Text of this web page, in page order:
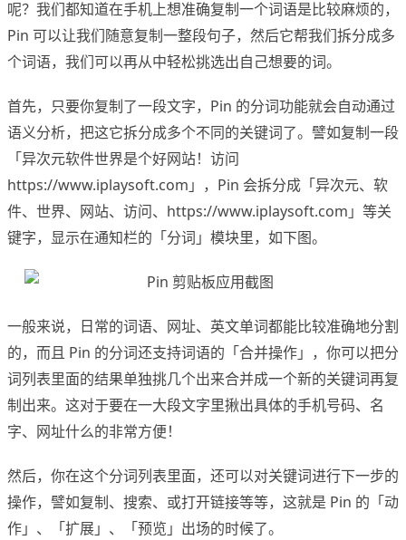
呢？我们都知道在手机上想准确复制一个词语是比较麻烦的，
Pin 可以让我们随意复制一整段句子，然后它帮我们拆分成多
个词语，我们可以再从中轻松挑选出自己想要的词。
首先，只要你复制了一段文字，Pin 的分词功能就会自动通过
语义分析，把这它拆分成多个不同的关键词了。譬如复制一段
「异次元软件世界是个好网站！访问
https://www.iplaysoft.com」，Pin 会拆分成「异次元、软
件、世界、网站、访问、https://www.iplaysoft.com」等关
键字，显示在通知栏的「分词」模块里，如下图。
一般来说，日常的词语、网址、英文单词都能比较准确地分割
的，而且 Pin 的分词还支持词语的「合并操作」，你可以把分
词列表里面的结果单独挑几个出来合并成一个新的关键词再复
制出来。这对于要在一大段文字里揪出具体的手机号码、名
字、网址什么的非常方便！
然后，你在这个分词列表里面，还可以对关键词进行下一步的
操作，譬如复制、搜索、或打开链接等等，这就是 Pin 的「动
作」、「扩展」、「预览」出场的时候了。